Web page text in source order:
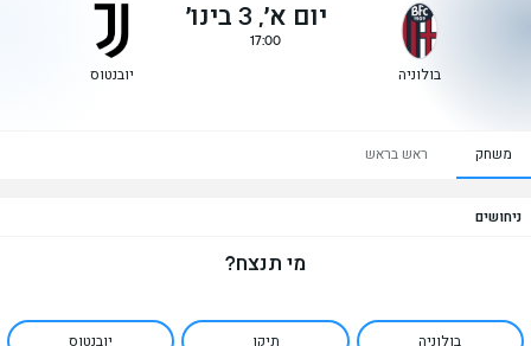
בולוניה
יום א׳, 3 בינו׳
17:00
יובנטוס
משחק ראש בראש
ניחושים
מי תנצח?
בולוניה תיקו יובנטוס